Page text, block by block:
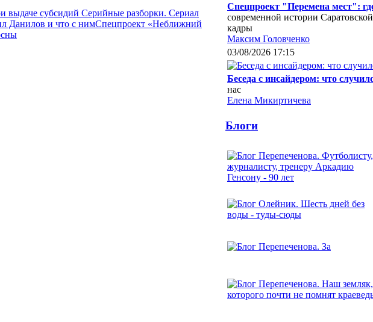
выдаче субсидий Серийные разборки. Сериал
Данилов и что с нимСпецпроект «Неближний
Спецпроект "Перемена мест":
современной истории
кадры
Максим Головченко
03/08/2026 17:15
Беседа с инсайдером: что
нас
Елена Микиртичева
Блоги